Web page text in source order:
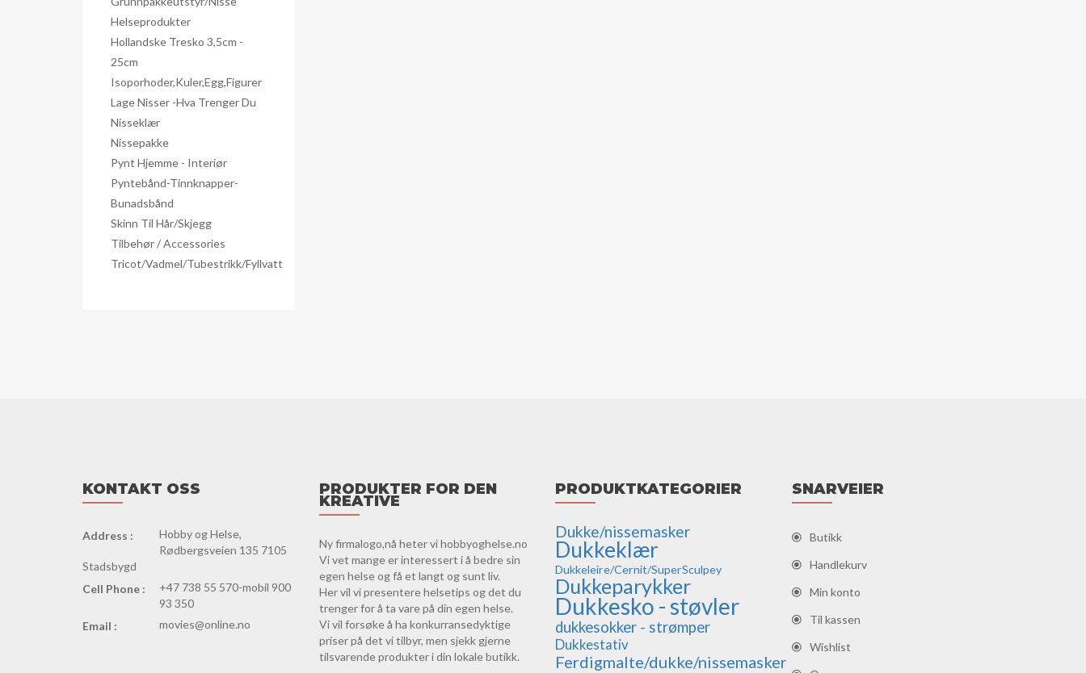
Helseprodukter
Hollandske Tresko 3,5cm -
25cm
Isoporhoder,kuler,egg,figurer
Lage Nisser -hva Trenger Du
Nisseklær
Nissepakke
Pynt Hjemme - Interiør
Pyntebånd-Tinnknapper-
Bunadsbånd
Skinn Til Hår/skjegg
Tilbehør / Accessories
Tricot/Vadmel/Tubestrikk/Fyllvatt
KONTAKT OSS
Address :
Hobby og Helse,
Rødbergsveien 135 7105
Stadsbygd
Cell Phone :
+47 738 55 570-mobil 900
93 350
Email :
movies@online.no
PRODUKTER FOR DEN
KREATIVE
Ny firmalogo,nå heter vi hobbyoghelse.no
Vi vet mange er interessert i å bedre sin
egen helse og få et langt og sunt liv.
Her vil vi presentere helsetips og det du
trenger for å ta vare på din egen helse.
Vi vil forsøke å ha konkurransedyktige
priser på det vi tilbyr, men sjekk gjerne
tilsvarende produkter i din lokale butikk.
PRODUKTKATEGORIER
Dukke/nissemasker
Dukkeklær
Dukkeleire/Cernit/SuperSculpey
Dukkeparykker
Dukkesko - støvler
dukkesokker - strømper
Dukkestativ
Ferdigmalte/dukke/nissemasker
SNARVEIER
Butikk
Handlekurv
Min konto
Til kassen
Wishlist